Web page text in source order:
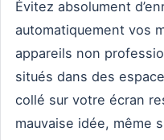
Évitez absolument
automatiquement vos
appareils non
situés dans des
collé sur votre écran
mauvaise idée, même